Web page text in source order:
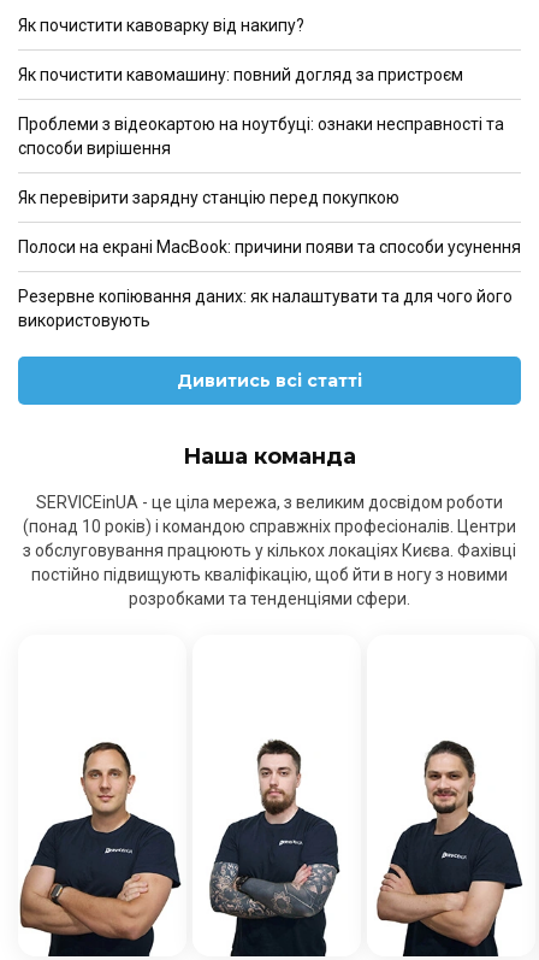
Як почистити кавоварку від накипу?
Як почистити кавомашину: повний догляд за пристроєм
Проблеми з відеокартою на ноутбуці: ознаки несправності та
способи вирішення
Як перевірити зарядну станцію перед покупкою
Полоси на екрані MacBook: причини появи та способи усунення
Резервне копіювання даних: як налаштувати та для чого його
використовують
Дивитись всі статті
Наша команда
SERVICEinUA - це ціла мережа, з великим досвідом роботи
(понад 10 років) і командою справжніх професіоналів. Центри
з обслуговування працюють у кількох локаціях Києва. Фахівці
постійно підвищують кваліфікацію, щоб йти в ногу з новими
розробками та тенденціями сфери.